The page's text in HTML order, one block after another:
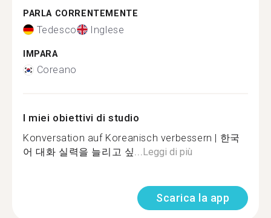
PARLA CORRENTEMENTE
Tedesco Inglese
IMPARA
Coreano
I miei obiettivi di studio
Konversation auf Koreanisch verbessern | 한국
어 대화 실력을 늘리고 싶...Leggi di più
Scarica la app